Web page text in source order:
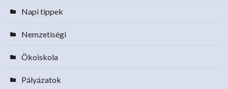
Napi tippek
Nemzetiségi
Ökoiskola
Pályázatok